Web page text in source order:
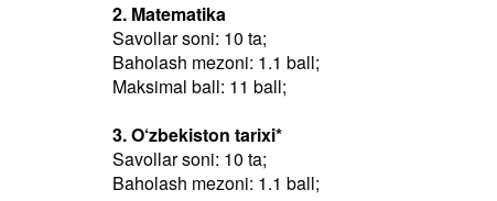
2. Matematika
Savollar soni: 10 ta;
Baholash mezoni: 1.1 ball;
Maksimal ball: 11 ball;
3. O‘zbekiston tarixi*
Savollar soni: 10 ta;
Baholash mezoni: 1.1 ball;